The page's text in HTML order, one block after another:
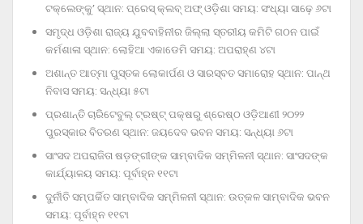
ଟକ୍‌ଲେଙ୍କୁ’ ସ୍ଥାନ: ପ୍ରେସ୍‌ କ୍ଲବ୍‌ ଅଫ୍‌ ଓଡ଼ିଶା ସମୟ: ସଂଧ୍ୟା ସାଢ଼େ ୬ଟା
ସମୃଦ୍ଧ ଓଡ଼ିଶା ରାଜ୍ୟ ଯୁବବାହିନୀର ଜିଲ୍ଲା ସ୍ତରୀୟ କମିଟି ଗଠନ ପାଇଁ
କର୍ମଶାଳା ସ୍ଥାନ: ଲୋହିଆ ଏକାଡେମି ସମୟ: ଅପରାହ୍‌ଣ ୪ଟା
ଅଶାନ୍ତ ଆତ୍ମା ପୁସ୍ତକ ଲୋକାର୍ପଣ ଓ ସାରସ୍ବତ ସମାରୋହ ସ୍ଥାନ: ପାନ୍ଥ
ନିବାସ ସମୟ: ସନ୍ଧ୍ୟା ୫ଟା
ପ୍ରଶାନ୍ତି ଚାରିଟେବୁଲ୍‌ ଟ୍ରଷ୍ଟ୍‌ ପକ୍ଷରୁ ଶ୍ରେଷ୍ଠ ଓଡ଼ିଆଣୀ ୨୦୨୨
ପୁରସ୍କାର ବିତରଣ ସ୍ଥାନ: ଜୟଦେବ ଭବନ ସମୟ: ସନ୍ଧ୍ୟା ୬ଟା
ସାଂସଦ ଅପରାଜିତା ଷଡ଼ଙ୍ଗୀଙ୍କ ସାମ୍ବାଦିକ ସମ୍ମିଳନୀ ସ୍ଥାନ: ସାଂସଦଙ୍କ
କାର୍ଯ୍ୟାଳୟ ସମୟ: ପୂର୍ବାହ୍ନ ୧୧ଟା
ଦୁର୍ନୀତି ସମ୍ପର୍କିତ ସାମ୍ବାଦିକ ସମ୍ମିଳନୀ ସ୍ଥାନ: ଉତ୍କଳ ସାମ୍ବାଦିକ ଭବନ
ସମୟ: ପୂର୍ବାହ୍ନ ୧୧ଟା